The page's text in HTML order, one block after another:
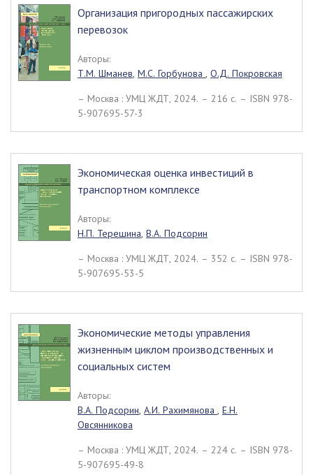
Организация пригородных пассажирских
перевозок
Авторы:
Т.М. Шманев, М.С. Горбунова , О.Д. Покровская
– Москва : УМЦ ЖДТ, 2024. – 216 c. – ISBN 978-
5-907695-57-3
Экономическая оценка инвестиций в
транспортном комплексе
Авторы:
Н.П. Терешина, В.А. Подсорин
– Москва : УМЦ ЖДТ, 2024. – 352 c. – ISBN 978-
5-907695-53-5
Экономические методы управления
жизненным циклом производственных и
социальных систем
Авторы:
В.А. Подсорин, А.И. Рахимянова , Е.Н.
Овсянникова
– Москва : УМЦ ЖДТ, 2024. – 224 c. – ISBN 978-
5-907695-49-8